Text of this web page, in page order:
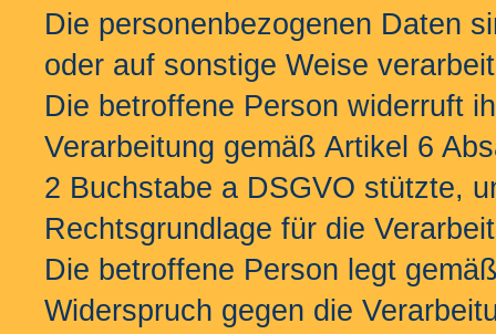
Die personenbezogenen Daten
oder auf sonstige Weise
Die betroffene Person widerruft
Verarbeitung gemäß Artikel 6
2 Buchstabe a DSGVO stützte,
Rechtsgrundlage für die
Die betroffene Person legt
Widerspruch gegen die